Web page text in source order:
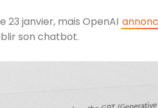
janvier, mais OpenAI
son chatbot.